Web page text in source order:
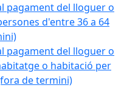
pagament del lloguer o
d'entre 36 a 64
pagament del lloguer o
o habitació per
de termini)